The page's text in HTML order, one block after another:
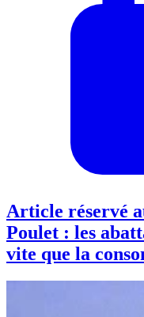
Article réservé
Poulet : les
vite que la